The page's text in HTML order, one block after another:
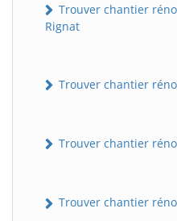
Trouver chantier
Rignat
Trouver chantier
Trouver chantier
Trouver chantier